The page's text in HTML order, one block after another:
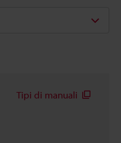
Tipi di manuali